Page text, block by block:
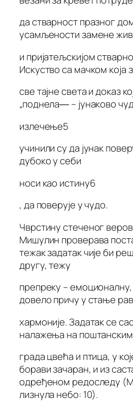
да стварност празног
усамљености замене
и пријатељскијом
Искуство са мачком која
све тајне света и доказ
„поднела― – јунаково
излечење5
учинили су да јунак
дубоко у себи
носи као истину6
, да поверује у чудо.
Чврстину стеченог
Мишулин проверава
тежак задатак чије би
другу, тежу
препреку –
довело причу у стање
хармоније. Задатак се
налажења на
града цвећа и птица, у
борави зачаран, и из
одређеном редоследу
лизнула небо: 10).